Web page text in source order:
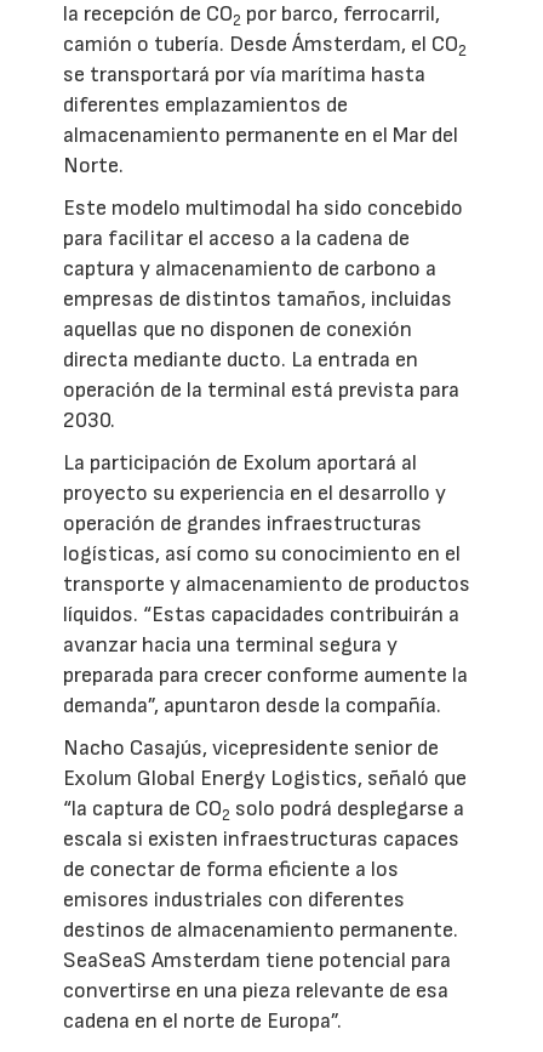
la recepción de CO2 por barco, ferrocarril,
camión o tubería. Desde Ámsterdam, el CO2
se transportará por vía marítima hasta
diferentes emplazamientos de
almacenamiento permanente en el Mar del
Norte.
Este modelo multimodal ha sido concebido
para facilitar el acceso a la cadena de
captura y almacenamiento de carbono a
empresas de distintos tamaños, incluidas
aquellas que no disponen de conexión
directa mediante ducto. La entrada en
operación de la terminal está prevista para
2030.
La participación de Exolum aportará al
proyecto su experiencia en el desarrollo y
operación de grandes infraestructuras
logísticas, así como su conocimiento en el
transporte y almacenamiento de productos
líquidos. “Estas capacidades contribuirán a
avanzar hacia una terminal segura y
preparada para crecer conforme aumente la
demanda”, apuntaron desde la compañía.
Nacho Casajús, vicepresidente senior de
Exolum Global Energy Logistics, señaló que
“la captura de CO2 solo podrá desplegarse a
escala si existen infraestructuras capaces
de conectar de forma eficiente a los
emisores industriales con diferentes
destinos de almacenamiento permanente.
SeaSeaS Amsterdam tiene potencial para
convertirse en una pieza relevante de esa
cadena en el norte de Europa”.